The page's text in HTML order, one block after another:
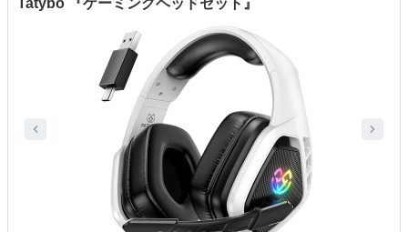
Tatybo 『ゲーミングヘッドセット』